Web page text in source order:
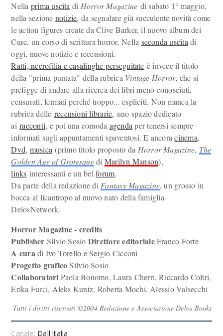
Nella prima uscita di Horror Magazine di sabato 1° maggio,
nella sezione notizie, da segnalare già succulente novità come
le action figures create da Clive Barker, il nuovo album dei
Cure, un corso di scrittura horror. Nella seconda uscita di
oggi, nuove notizie e recensioni.
Ratti, necrofilia e casalinghe perseguitate è invece il titolo
della "prima puntata" della rubrica Vintage Horror, che si
prefigge di andare alla ricerca dei libri meno conosciuti,
censurati, fermati perché troppo... espliciti. Non manca la
rubrica delle recensioni librarie, uno spazio dedicato
airacconti, e poi una comoda agenda per tenersi sempre
informati sugli appuntamenti spaventosi. E ancoracinema,
Dvd, musica (primo titolo proposto da Horror Magazine, The
Golden Age of Grotesquedi Marilyn Manson),
links interessanti e un belforum.
Da parte della redazione di Fantasy Magazine, un grosso in
bocca al licantropo al nuovo nato della famiglia
DelosNetwork.
Horror Magazine - credits
Publisher Silvio Sosio Direttore editorialeFranco Forte
A curadi Ivo Torello e Sergio Cicconi
Progetto graficoSilvio Sosio
Collaboratori Paola Bonomo, Laura Cherri, Riccardo Coltri,
Erika Furci, Aleks Kuntz, Roberta Mochi, Alessio Valsecchi
Tutti i diritti riservati ©2004 Redazione e Associazione Delos Books
Canale: Dall'Italia